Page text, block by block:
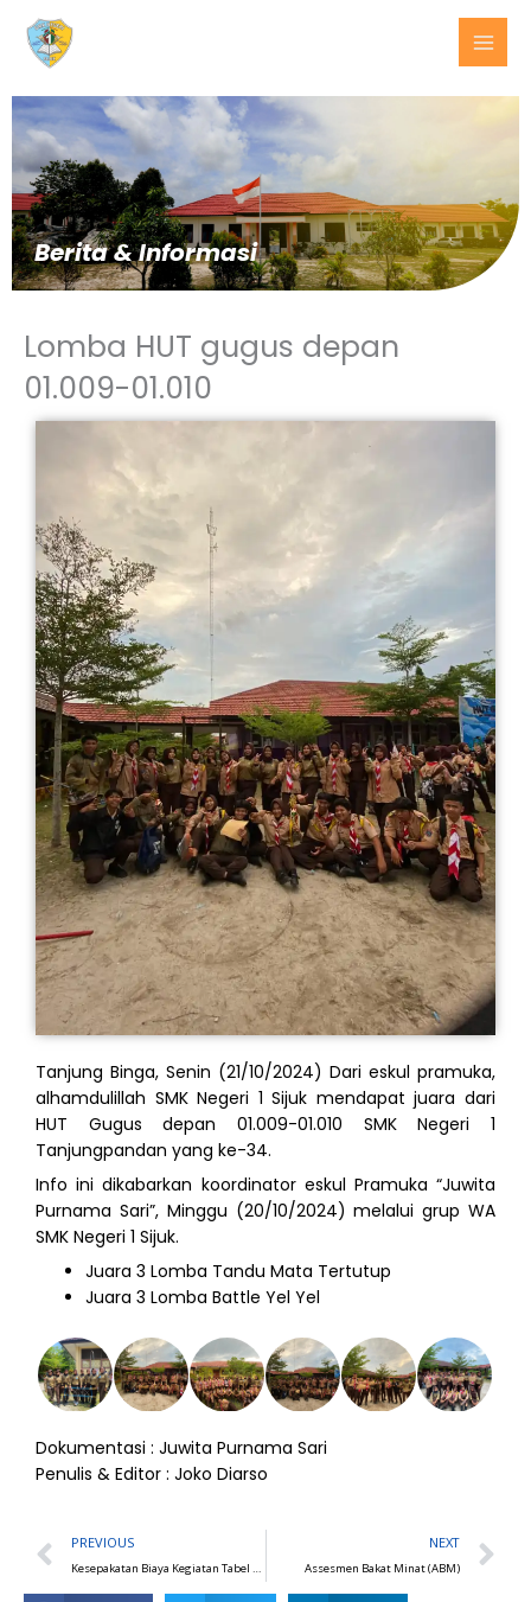
konten
Berita & Informasi
Lomba HUT gugus depan
01.009-01.010
Tanjung Binga, Senin (21/10/2024) Dari eskul pramuka,
alhamdulillah SMK Negeri 1 Sijuk mendapat juara dari
HUT Gugus depan 01.009-01.010 SMK Negeri 1
Tanjungpandan yang ke-34.
Info ini dikabarkan koordinator eskul Pramuka “Juwita
Purnama Sari”, Minggu (20/10/2024) melalui grup WA
SMK Negeri 1 Sijuk.
Juara 3 Lomba Tandu Mata Tertutup
Juara 3 Lomba Battle Yel Yel
Dokumentasi : Juwita Purnama Sari
Penulis & Editor : Joko Diarso
Prev
PREVIOUS
Kesepakatan Biaya Kegiatan Tabel Manner
NEXT
Assesmen Bakat Minat (ABM)